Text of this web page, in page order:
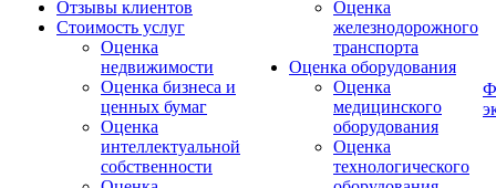
Отзывы клиентов
Стоимость услуг
Оценка
недвижимости
Оценка бизнеса и
ценных бумаг
Оценка
интеллектуальной
собственности
Оценка
железнодорожного
транспорта
Оценка оборудования
Оценка
медицинского
оборудования
Оценка
технологического